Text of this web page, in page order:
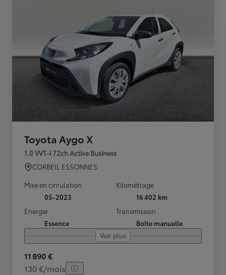
Toyota Aygo X
1.0 VVT-i 72ch Active Business
CORBEIL ESSONNES
Mise en circulation
05-2023
Kilométrage
16 402 km
Energie
Essence
Transmission
Boîte manuelle
Voir plus
11 890 €
130 €/mois